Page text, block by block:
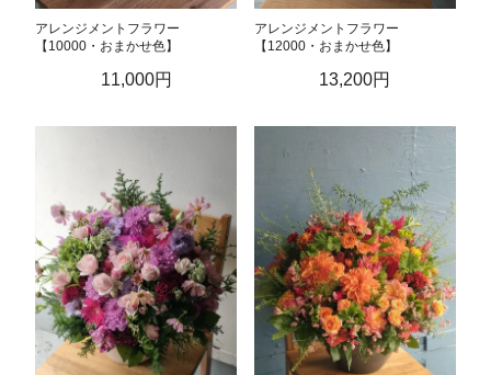
アレンジメントフラワー
【10000・おまかせ色】
11,000円
アレンジメントフラワー
【12000・おまかせ色】
13,200円